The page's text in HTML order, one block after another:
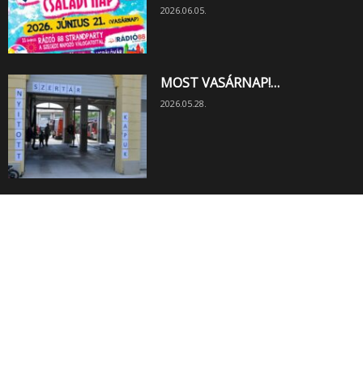
2026.06.05.
MOST VASÁRNAP!…
2026.05.28.